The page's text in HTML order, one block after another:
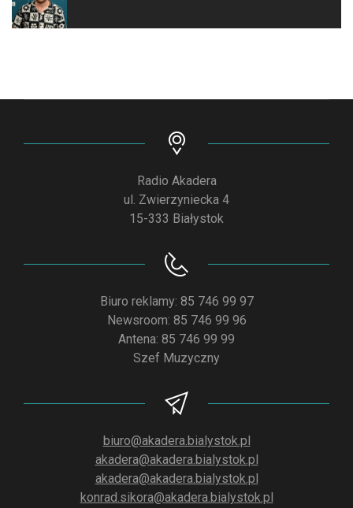
Radio Akadera
ul. Zwierzyniecka 4
15-333 Białystok
Biuro reklamy: 85 746 99 97
Newsroom: 85 746 99 96
Antena: 85 746 99 99
Szef Muzyczny
biuro@akadera.bialystok.pl
akadera@akadera.bialystok.pl
akadera@akadera.bialystok.pl
konrad.sikora@akadera.bialystok.pl